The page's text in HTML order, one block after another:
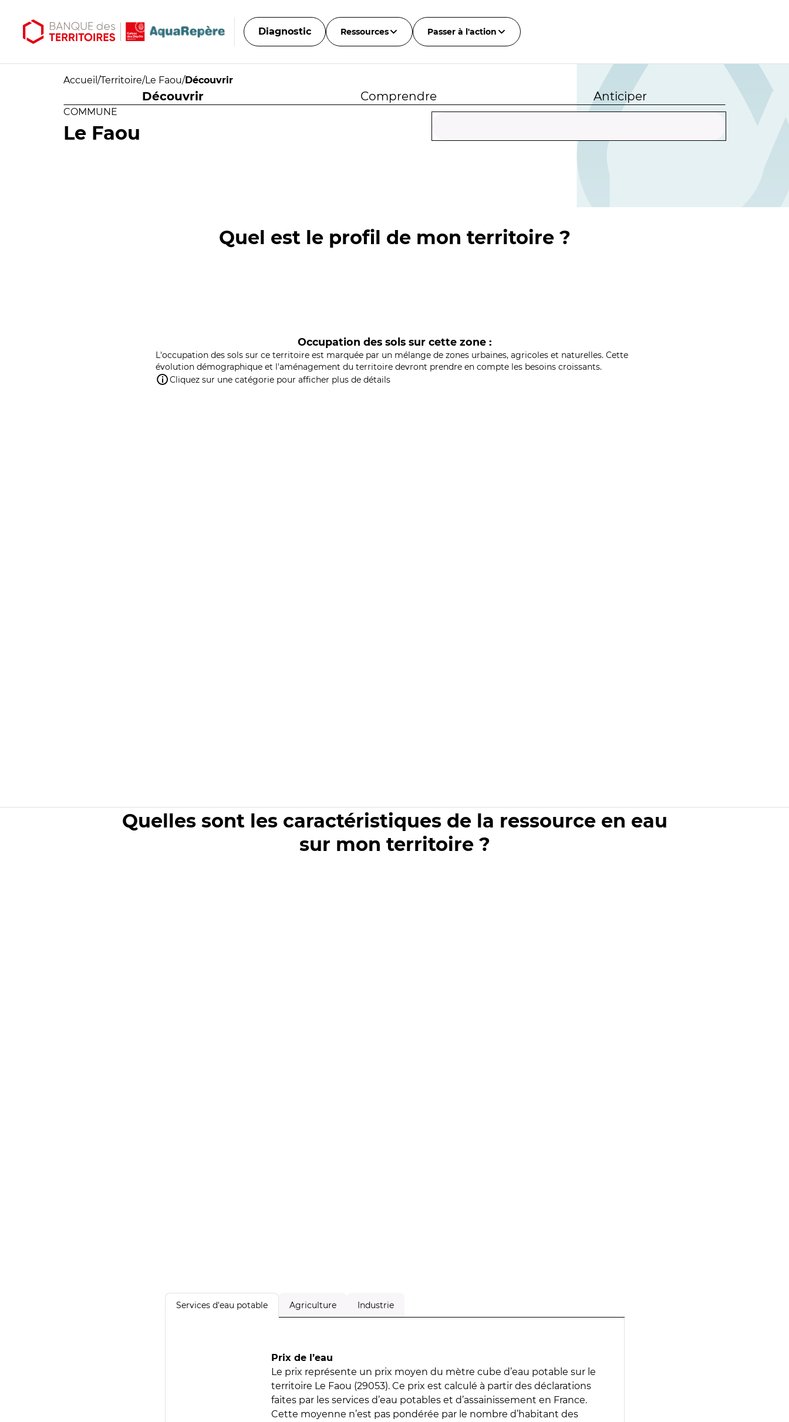
Diagnostic Ressources Passer à l'action
Accueil /Territoire/Le Faou/Découvrir
Découvrir Comprendre Anticiper
COMMUNE
Le Faou
Quel est le profil de mon territoire ?
Occupation des sols sur cette zone :
L'occupation des sols sur ce territoire est marquée par un mélange de zones urbaines, agricoles et naturelles. Cette
évolution démographique et l'aménagement du territoire devront prendre en compte les besoins croissants.
Cliquez sur une catégorie pour afficher plus de détails
Quelles sont les caractéristiques de la ressource en eau
sur mon territoire ?
Services d'eau potable Agriculture Industrie
Prix de l’eau
Le prix représente un prix moyen du mètre cube d’eau potable sur le
territoire Le Faou (29053). Ce prix est calculé à partir des déclarations
faites par les services d’eau potables et d’assainissement en France.
Cette moyenne n’est pas pondérée par le nombre d’habitant des